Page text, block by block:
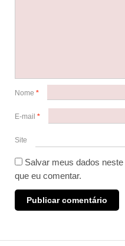
Nome *
E-mail *
Site
Salvar meus dados
que eu comentar.